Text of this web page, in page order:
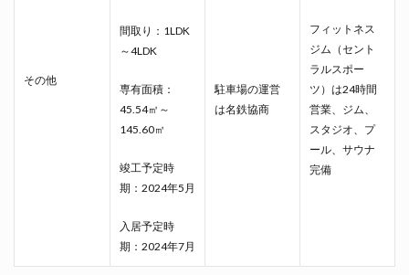
その他
間取り：1LDK
～4LDK
専有面積：
45.54㎡～
145.60㎡
竣工予定時
期：2024年5月
入居予定時
期：2024年7月
駐車場の運営
は名鉄協商
フィットネス
ジム（セント
ラルスポー
ツ）は24時間
営業、ジム、
スタジオ、プ
ール、サウナ
完備